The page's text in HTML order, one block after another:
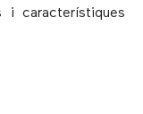
i característiques